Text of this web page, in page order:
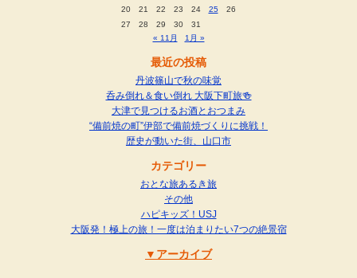
20
21 22 23 24 25
26
27
28 29 30
31
« 11月
1月 »
最近の投稿
丹波篠山で秋の味覚
呑み倒れ＆食い倒れ 大阪下町旅🍻
大津で見つけるお酒とおつまみ
“備前焼の町”伊部で備前焼づくりに挑戦！
歴史が動いた街、山口市
カテゴリー
おとな旅あるき旅
その他
ハピキッズ！USJ
大阪発！極上の旅！一度は泊まりたい7つの絶景宿
アーカイブ